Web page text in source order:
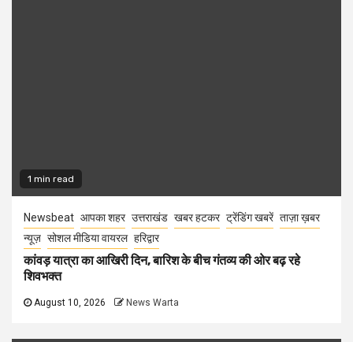
1 min read
Newsbeat आपका शहर उत्तराखंड खबर हटकर ट्रेंडिंग खबरें ताज़ा ख़बर
न्यूज़ सोशल मीडिया वायरल हरिद्वार
कांवड़ यात्रा का आखिरी दिन, बारिश के बीच गंतव्य की ओर बढ़ रहे
शिवभक्त
August 10, 2026 News Warta